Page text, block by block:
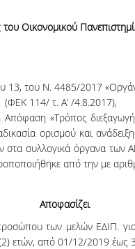
Οικονομικού
13, του Ν. 4485/2017
(ΦΕΚ 114/ τ. Α’ /4.8.2017),
«Τρόπος
ορισμού και
στα συλλογικά όργανα
από την με
Αποφασίζει
των μελών ΕΔΙΠ.
ετών, από 01/12/2019 έως